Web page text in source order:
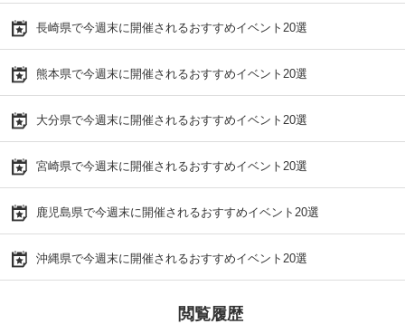
長崎県で今週末に開催されるおすすめイベント20選
熊本県で今週末に開催されるおすすめイベント20選
大分県で今週末に開催されるおすすめイベント20選
宮崎県で今週末に開催されるおすすめイベント20選
鹿児島県で今週末に開催されるおすすめイベント20選
沖縄県で今週末に開催されるおすすめイベント20選
閲覧履歴